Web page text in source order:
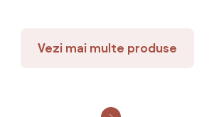
Vezi mai multe produse